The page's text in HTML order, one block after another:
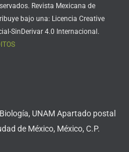
Revista Mexicana de
bajo una: Licencia Creative
SinDerivar 4.0 Internacional.
UNAM Apartado postal
de México, México, C.P.